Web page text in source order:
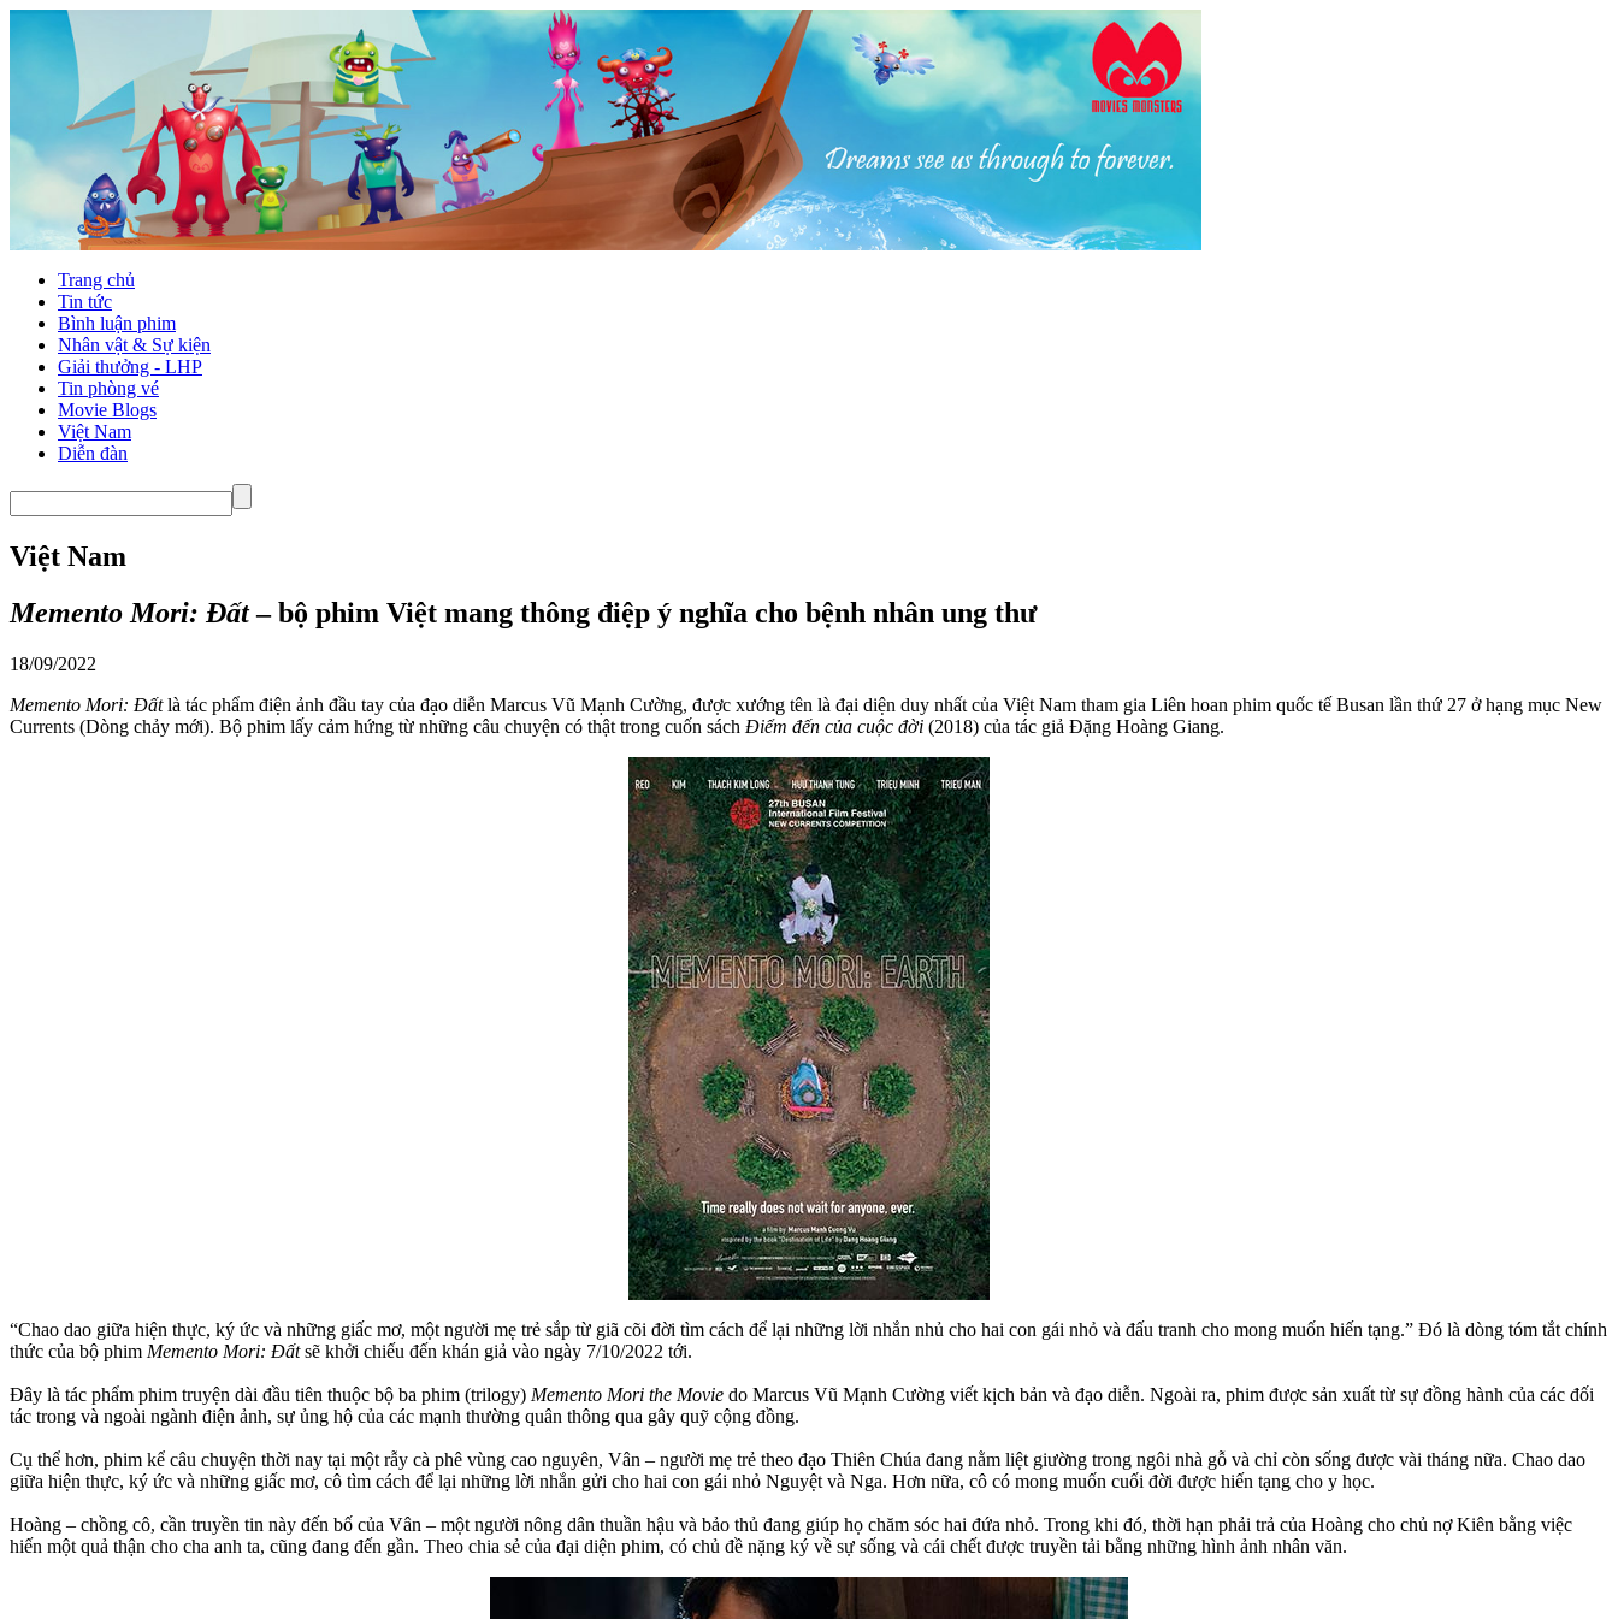
Trang chủ
Tin tức
Bình luận phim
Nhân vật & Sự kiện
Giải thưởng - LHP
Tin phòng vé
Movie Blogs
Việt Nam
Diễn đàn
Việt Nam
Memento Mori: Đất– bộ phim Việt mang thông điệp ý nghĩa cho bệnh nhân ung thư
18/09/2022
Memento Mori: Đấtlà tác phẩm điện ảnh đầu tay của đạo diễn Marcus Vũ Mạnh Cường, được xướng tên là đại diện duy nhất của Việt Nam tham gia Liên hoan phim quốc tế Busan lần thứ 27 ở hạng mục New
Currents (Dòng chảy mới). Bộ phim lấy cảm hứng từ những câu chuyện có thật trong cuốn sách Điểm đến của cuộc đời (2018) của tác giả Đặng Hoàng Giang.
“Chao dao giữa hiện thực, ký ức và những giấc mơ, một người mẹ trẻ sắp từ giã cõi đời tìm cách để lại những lời nhắn nhủ cho hai con gái nhỏ và đấu tranh cho mong muốn hiến tạng.” Đó là dòng tóm tắt chính
thức của bộ phim Memento Mori: Đấtsẽ khởi chiếu đến khán giả vào ngày 7/10/2022 tới.
Đây là tác phẩm phim truyện dài đầu tiên thuộc bộ ba phim (trilogy) Memento Mori the Movie do Marcus Vũ Mạnh Cường viết kịch bản và đạo diễn. Ngoài ra, phim được sản xuất từ sự đồng hành của các đối
tác trong và ngoài ngành điện ảnh, sự ủng hộ của các mạnh thường quân thông qua gây quỹ cộng đồng.
Cụ thể hơn, phim kể câu chuyện thời nay tại một rẫy cà phê vùng cao nguyên, Vân – người mẹ trẻ theo đạo Thiên Chúa đang nằm liệt giường trong ngôi nhà gỗ và chỉ còn sống được vài tháng nữa. Chao dao
giữa hiện thực, ký ức và những giấc mơ, cô tìm cách để lại những lời nhắn gửi cho hai con gái nhỏ Nguyệt và Nga. Hơn nữa, cô có mong muốn cuối đời được hiến tạng cho y học.
Hoàng – chồng cô, cần truyền tin này đến bố của Vân – một người nông dân thuần hậu và bảo thủ đang giúp họ chăm sóc hai đứa nhỏ. Trong khi đó, thời hạn phải trả của Hoàng cho chủ nợ Kiên bằng việc
hiến một quả thận cho cha anh ta, cũng đang đến gần. Theo chia sẻ của đại diện phim, có chủ đề nặng ký về sự sống và cái chết được truyền tải bằng những hình ảnh nhân văn.